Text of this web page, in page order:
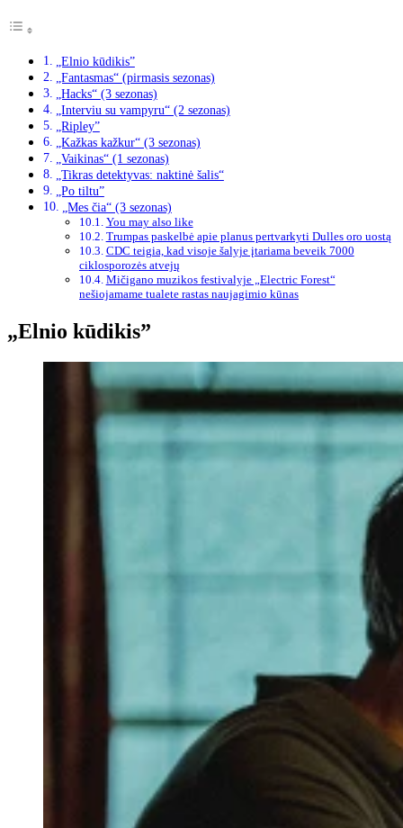
„Elnio kūdikis”
„Fantasmas“ (pirmasis sezonas)
„Hacks“ (3 sezonas)
„Interviu su vampyru“ (2 sezonas)
„Ripley”
„Kažkas kažkur“ (3 sezonas)
„Vaikinas“ (1 sezonas)
„Tikras detektyvas: naktinė šalis“
„Po tiltu”
„Mes čia“ (3 sezonas)
You may also like
Trumpas paskelbė apie planus pertvarkyti Dulles oro uostą
CDC teigia, kad visoje šalyje įtariama beveik 7000
ciklosporozės atvejų
Mičigano muzikos festivalyje „Electric Forest“
nešiojamame tualete rastas naujagimio kūnas
„Elnio kūdikis”